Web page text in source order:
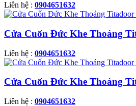
Liên hệ : 0904651632
Cửa Cuốn Đức Khe Thoáng
Liên hệ : 0904651632
Cửa Cuốn Đức Khe Thoáng
Liên hệ : 0904651632